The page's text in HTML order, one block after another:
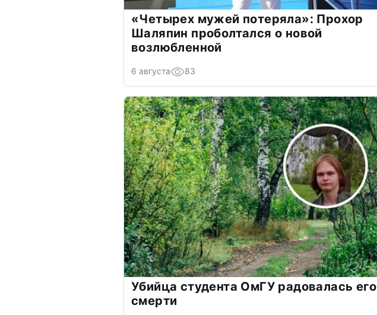
«Четырех мужей потеряла»: Прохор
Шаляпин проболтался о новой
возлюбленной
6 августа 83
Убийца студента ОмГУ радовалась его
смерти